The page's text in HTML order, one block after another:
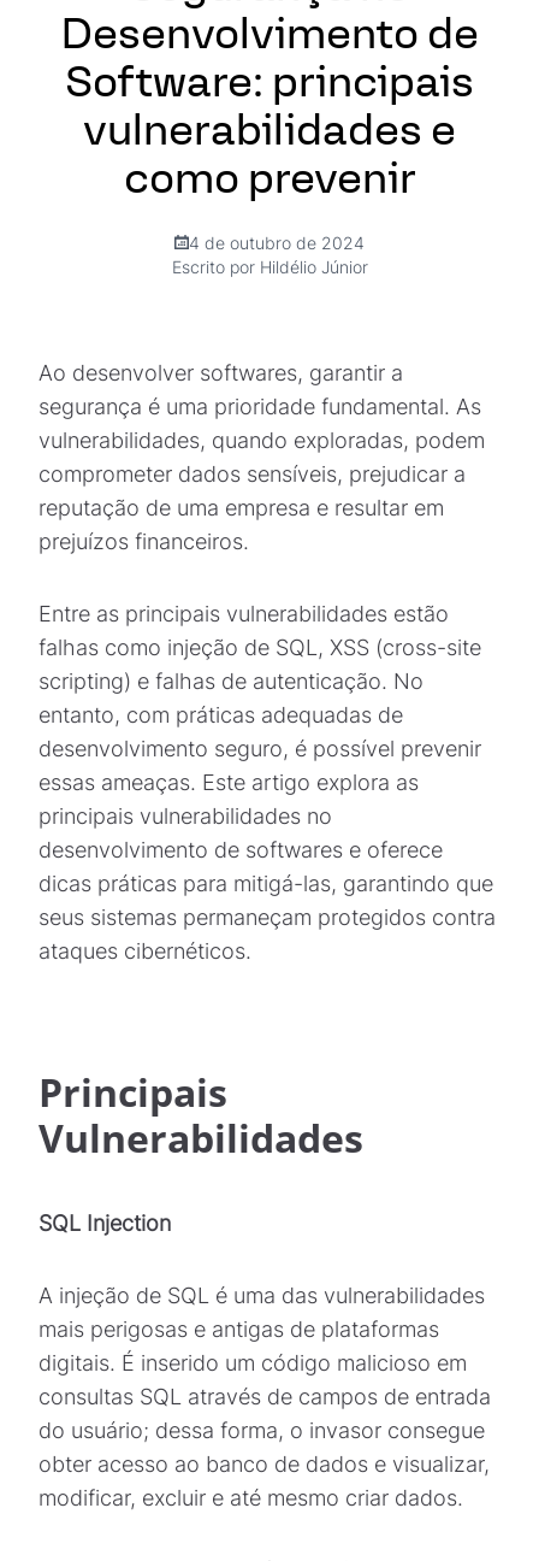
Desenvolvimento de
Software: principais
vulnerabilidades e
como prevenir
4 de outubro de 2024
Escrito por Hildélio Júnior
Ao desenvolver softwares, garantir a
segurança é uma prioridade fundamental. As
vulnerabilidades, quando exploradas, podem
comprometer dados sensíveis, prejudicar a
reputação de uma empresa e resultar em
prejuízos financeiros.
Entre as principais vulnerabilidades estão
falhas como injeção de SQL, XSS (cross-site
scripting) e falhas de autenticação. No
entanto, com práticas adequadas de
desenvolvimento seguro, é possível prevenir
essas ameaças. Este artigo explora as
principais vulnerabilidades no
desenvolvimento de softwares e oferece
dicas práticas para mitigá-las, garantindo que
seus sistemas permaneçam protegidos contra
ataques cibernéticos.
Principais
Vulnerabilidades
SQL Injection
A injeção de SQL é uma das vulnerabilidades
mais perigosas e antigas de plataformas
digitais. É inserido um código malicioso em
consultas SQL através de campos de entrada
do usuário; dessa forma, o invasor consegue
obter acesso ao banco de dados e visualizar,
modificar, excluir e até mesmo criar dados.